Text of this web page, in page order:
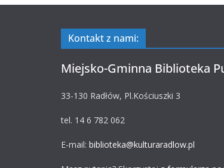
Kontakt z nami:
Miejsko-Gminna Biblioteka
33-130 Radłów, Pl.Kościuszki 3
tel. 14 6 782 062
E-mail: biblioteka@kulturaradlow.pl